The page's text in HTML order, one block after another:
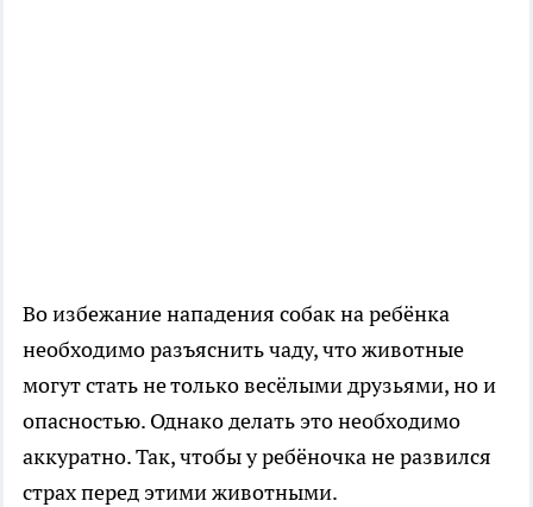
Во избежание нападения собак на ребёнка
необходимо разъяснить чаду, что животные
могут стать не только весёлыми друзьями, но и
опасностью. Однако делать это необходимо
аккуратно. Так, чтобы у ребёночка не развился
страх перед этими животными.